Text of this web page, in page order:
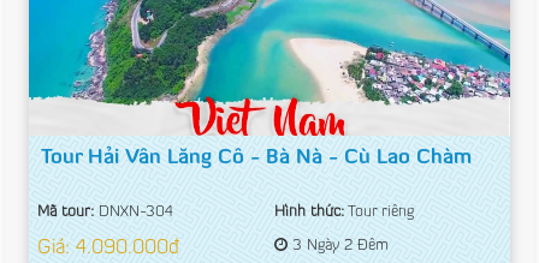
Tour Hải Vân Lăng Cô - Bà Nà - Cù Lao Chàm
Mã tour:DNXN-304 Hình thức:Tour riêng
Giá: 4.090.000đ 3 Ngày 2 Đêm